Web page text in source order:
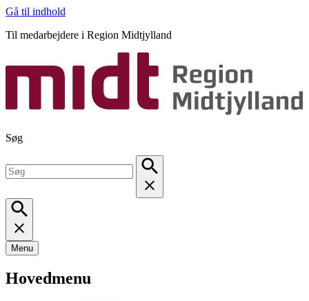
Gå til indhold
Til medarbejdere i Region Midtjylland
Søg
Menu
Hovedmenu